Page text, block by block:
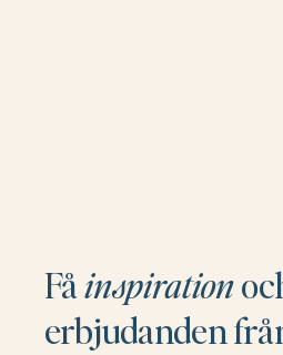
Fåinspiration
erbjudanden